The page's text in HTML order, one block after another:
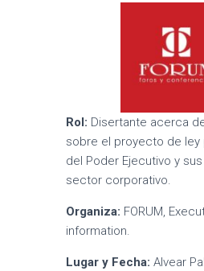
Rol: Disertante acerca
sobre el proyecto de ley
del Poder Ejecutivo y
sector corporativo.
Organiza: FORUM,
information.
Lugar y Fecha: Alvear